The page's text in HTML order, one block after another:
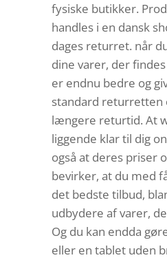
fysiske butikker.
handles i en dansk
dages returret. når
dine varer, der
er endnu bedre og
standard returretten
længere returtid. At
liggende klar til dig
også at deres priser
bevirker, at du med
det bedste tilbud,
udbydere af varer,
Og du kan endda
eller en tablet uden